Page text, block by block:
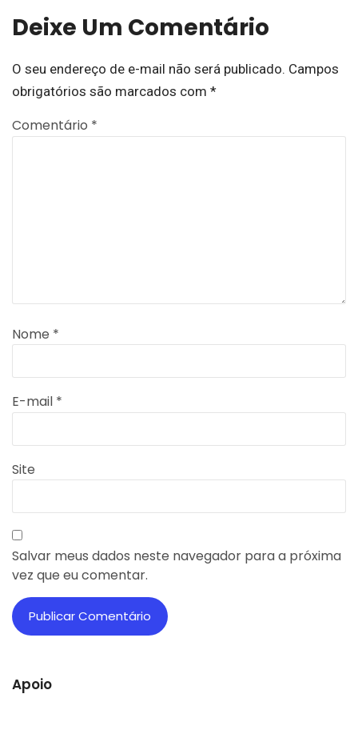
Deixe Um Comentário
O seu endereço de e-mail não será publicado. Campos
obrigatórios são marcados com *
Comentário *
Nome *
E-mail *
Site
Salvar meus dados neste navegador para a próxima
vez que eu comentar.
Apoio